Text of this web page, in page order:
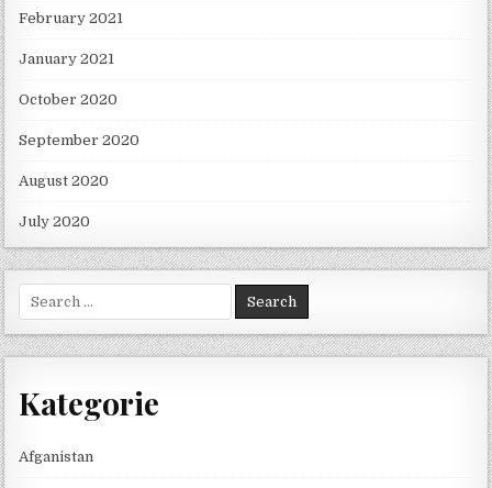
February 2021
January 2021
October 2020
September 2020
August 2020
July 2020
Search for:
Kategorie
Afganistan